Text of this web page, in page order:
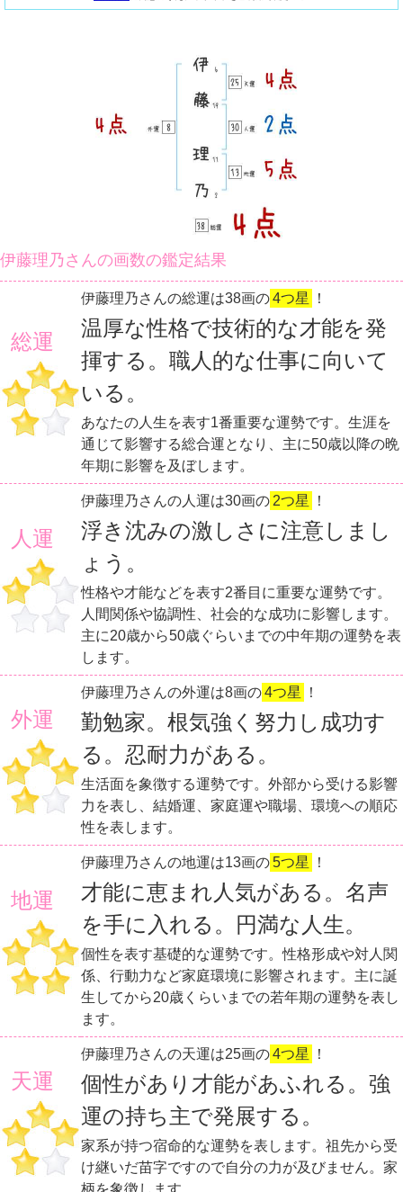
伊藤理乃さんの画数の鑑定結果
総運
伊藤理乃さんの総運は38画の4つ星 ！
温厚な性格で技術的な才能を発
揮する。職人的な仕事に向いて
いる。
あなたの人生を表す1番重要な運勢です。生涯を
通じて影響する総合運となり、主に50歳以降の晩
年期に影響を及ぼします。
人運
伊藤理乃さんの人運は30画の 2つ星 ！
浮き沈みの激しさに注意しまし
ょう。
性格や才能などを表す2番目に重要な運勢です。
人間関係や協調性、社会的な成功に影響します。
主に20歳から50歳ぐらいまでの中年期の運勢を表
します。
外運
伊藤理乃さんの外運は8画の4つ星 ！
勤勉家。根気強く努力し成功す
る。忍耐力がある。
生活面を象徴する運勢です。外部から受ける影響
力を表し、結婚運、家庭運や職場、環境への順応
性を表します。
地運
伊藤理乃さんの地運は13画の5つ星 ！
才能に恵まれ人気がある。名声
を手に入れる。円満な人生。
個性を表す基礎的な運勢です。性格形成や対人関
係、行動力など家庭環境に影響されます。主に誕
生してから20歳くらいまでの若年期の運勢を表し
ます。
天運
伊藤理乃さんの天運は25画の4つ星 ！
個性があり才能があふれる。強
運の持ち主で発展する。
家系が持つ宿命的な運勢を表します。祖先から受
け継いだ苗字ですので自分の力が及びません。家
柄を象徴します。